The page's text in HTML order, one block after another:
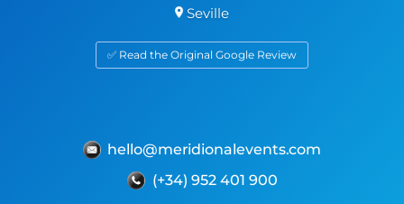
Seville
✅ Read the Original Google Review